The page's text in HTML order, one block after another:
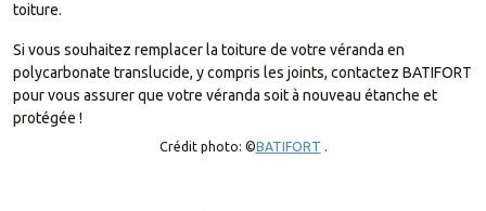
toiture.
Si vous souhaitez remplacer la toiture de votre véranda en
polycarbonate translucide, y compris les joints, contactez BATIFORT
pour vous assurer que votre véranda soit à nouveau étanche et
protégée !
Crédit photo: ©BATIFORT .